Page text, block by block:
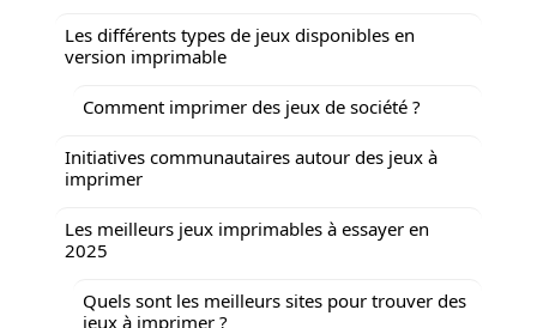
Les différents types de jeux disponibles en
version imprimable
Comment imprimer des jeux de société ?
Initiatives communautaires autour des jeux à
imprimer
Les meilleurs jeux imprimables à essayer en
2025
Quels sont les meilleurs sites pour trouver des
jeux à imprimer ?